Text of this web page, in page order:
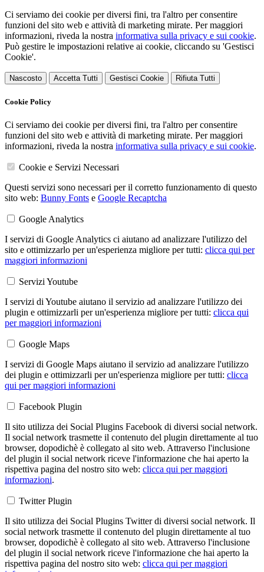
Ci serviamo dei cookie per diversi fini, tra l'altro per consentire
funzioni del sito web e attività di marketing mirate. Per maggiori
informazioni, riveda la nostra informativa sulla privacy e sui cookie.
Può gestire le impostazioni relative ai cookie, cliccando su 'Gestisci
Cookie'.
Nascosto Accetta Tutti Gestisci Cookie Rifiuta Tutti
Cookie Policy
Ci serviamo dei cookie per diversi fini, tra l'altro per consentire
funzioni del sito web e attività di marketing mirate. Per maggiori
informazioni, riveda la nostra informativa sulla privacy e sui cookie.
Cookie e Servizi Necessari
Questi servizi sono necessari per il corretto funzionamento di questo
sito web: Bunny Fonts e Google Recaptcha
Google Analytics
I servizi di Google Analytics ci aiutano ad analizzare l'utilizzo del
sito e ottimizzarlo per un'esperienza migliore per tutti: clicca qui per
maggiori informazioni
Servizi Youtube
I servizi di Youtube aiutano il servizio ad analizzare l'utilizzo dei
plugin e ottimizzarli per un'esperienza migliore per tutti: clicca qui
per maggiori informazioni
Google Maps
I servizi di Google Maps aiutano il servizio ad analizzare l'utilizzo
dei plugin e ottimizzarli per un'esperienza migliore per tutti: clicca
qui per maggiori informazioni
Facebook Plugin
Il sito utilizza dei Social Plugins Facebook di diversi social network.
Il social network trasmette il contenuto del plugin direttamente al tuo
browser, dopodichè è collegato al sito web. Attraverso l'inclusione
del plugin il social network riceve l'informazione che hai aperto la
rispettiva pagina del nostro sito web: clicca qui per maggiori
informazioni.
Twitter Plugin
Il sito utilizza dei Social Plugins Twitter di diversi social network. Il
social network trasmette il contenuto del plugin direttamente al tuo
browser, dopodichè è collegato al sito web. Attraverso l'inclusione
del plugin il social network riceve l'informazione che hai aperto la
rispettiva pagina del nostro sito web: clicca qui per maggiori